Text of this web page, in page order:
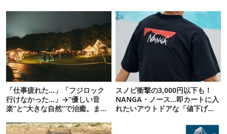
「仕事疲れた…」「フジロック
行けなかった…」→“優しい音
楽”と“大きな自然”で治癒。まだ
スノピ衝撃の3,000円以下も！
NANGA・ノース…即カートに入
れたいアウトドアな「値下げ夏